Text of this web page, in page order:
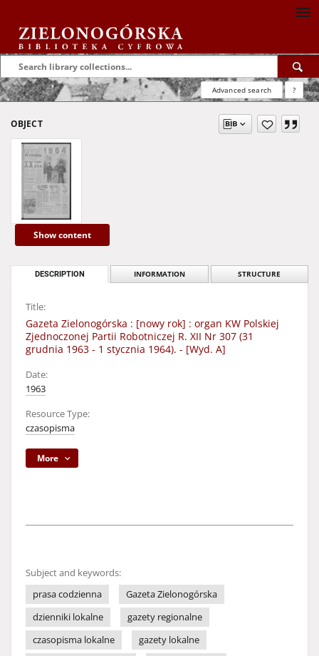
Advanced search ?
OBJECT
Show content
DESCRIPTION INFORMATION STRUCTURE
Title:
Gazeta Zielonogórska : [nowy rok] : organ KW Polskiej
Zjednoczonej Partii Robotniczej R. XII Nr 307 (31
grudnia 1963 - 1 stycznia 1964). - [Wyd. A]
Date:
1963
Resource Type:
czasopisma
More
Subject and keywords:
prasa codzienna
Gazeta Zielonogórska
dzienniki lokalne
gazety regionalne
czasopisma lokalne
gazety lokalne